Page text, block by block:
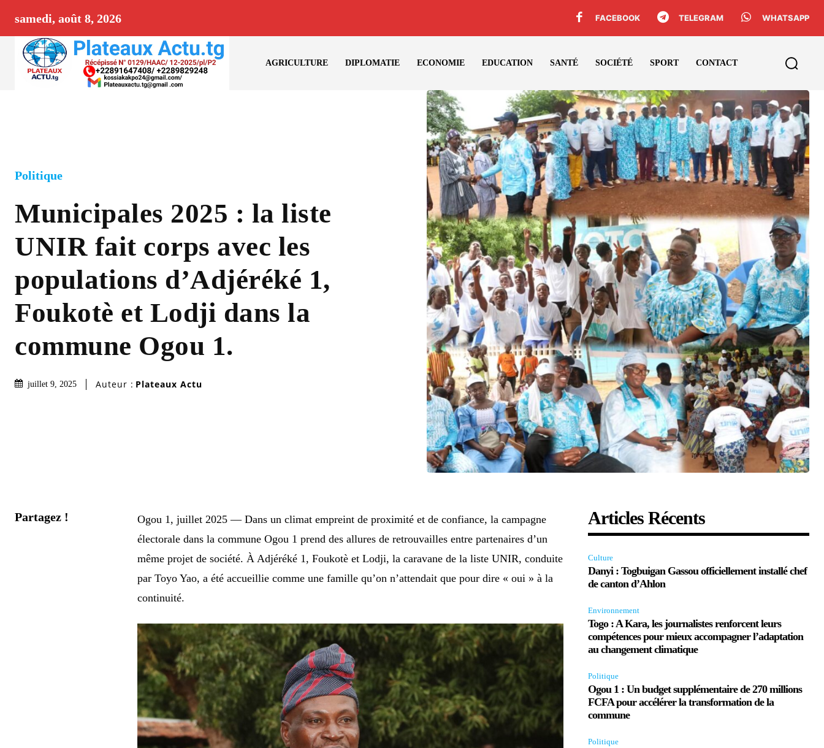
samedi, août 8, 2026 FACEBOOK TELEGRAM WHATSAPP
AGRICULTURE DIPLOMATIE ECONOMIE EDUCATION SANTÉ SOCIÉTÉ SPORT CONTACT
Politique
Municipales 2025 : la liste
UNIR fait corps avec les
populations d’Adjéréké 1,
Foukotè et Lodji dans la
commune Ogou 1.
juillet 9, 2025 Auteur : Plateaux Actu
Partagez !
Ogou 1, juillet 2025 — Dans un climat empreint de proximité et de confiance, la campagne
électorale dans la commune Ogou 1 prend des allures de retrouvailles entre partenaires d’un
même projet de société. À Adjéréké 1, Foukotè et Lodji, la caravane de la liste UNIR, conduite
par Toyo Yao, a été accueillie comme une famille qu’on n’attendait que pour dire « oui » à la
continuité.
Articles Récents
Culture
Danyi : Togbuigan Gassou officiellement installé chef
de canton d’Ahlon
Environnement
Togo : A Kara, les journalistes renforcent leurs
compétences pour mieux accompagner l’adaptation
au changement climatique
Politique
Ogou 1 : Un budget supplémentaire de 270 millions
FCFA pour accélérer la transformation de la
commune
Politique